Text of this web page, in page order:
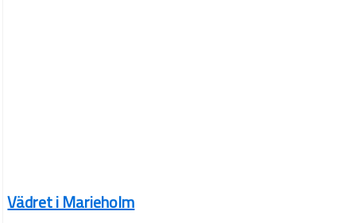
Vädret i Marieholm